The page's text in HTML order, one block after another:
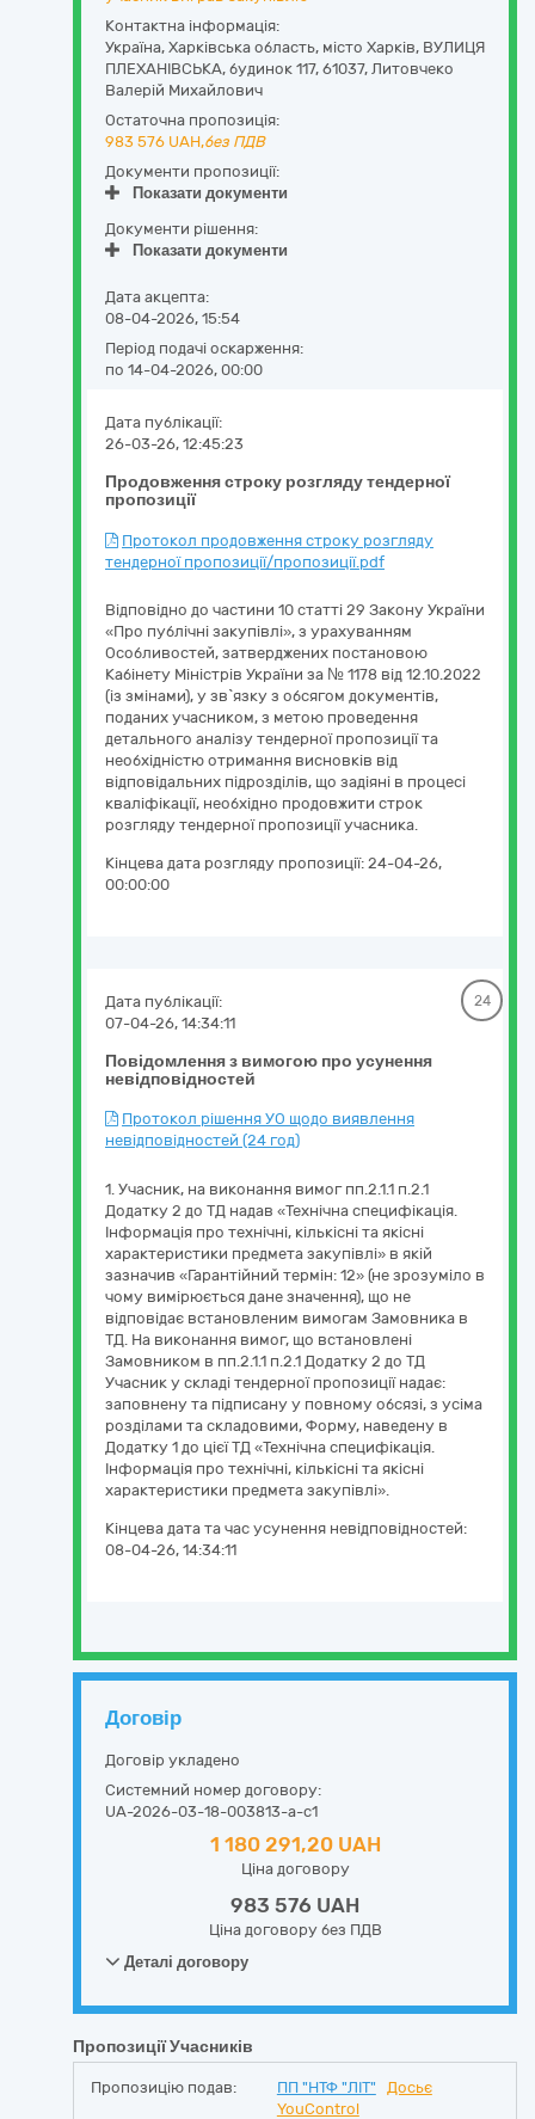
Контактна інформація:
Україна, Харківська область, місто Харків, ВУЛИЦЯ
ПЛЕХАНІВСЬКА, будинок 117, 61037, Литовчеко
Валерій Михайлович
Остаточна пропозиція:
983 576 UAH,без ПДВ
Документи пропозиції:
Показати документи
Документи рішення:
Показати документи
Дата акцепта:
08-04-2026, 15:54
Період подачі оскарження:
по 14-04-2026, 00:00
Продовження строку розгляду тендерної
пропозиції
Дата публікації:
26-03-26, 12:45:23
Протокол продовження строку розгляду
тендерної пропозиції/пропозиції.pdf
Відповідно до частини 10 статті 29 Закону України
«Про публічні закупівлі», з урахуванням
Особливостей, затверджених постановою
Кабінету Міністрів України за № 1178 від 12.10.2022
(із змінами), у зв`язку з обсягом документів,
поданих учасником, з метою проведення
детального аналізу тендерної пропозиції та
необхідністю отримання висновків від
відповідальних підрозділів, що задіяні в процесі
кваліфікації, необхідно продовжити строк
розгляду тендерної пропозиції учасника.
Кінцева дата розгляду пропозиції: 24-04-26,
00:00:00
Повідомлення з вимогою про усунення
невідповідностей
Дата публікації:
07-04-26, 14:34:11
24
Протокол рішення УО щодо виявлення
невідповідностей (24 год)
1. Учасник, на виконання вимог пп.2.1.1 п.2.1
Додатку 2 до ТД надав «Технічна специфікація.
Інформація про технічні, кількісні та якісні
характеристики предмета закупівлі» в якій
зазначив «Гарантійний термін: 12» (не зрозуміло в
чому вимірюється дане значення), що не
відповідає встановленим вимогам Замовника в
ТД. На виконання вимог, що встановлені
Замовником в пп.2.1.1 п.2.1 Додатку 2 до ТД
Учасник у складі тендерної пропозиції надає:
заповнену та підписану у повному обсязі, з усіма
розділами та складовими, Форму, наведену в
Додатку 1 до цієї ТД «Технічна специфікація.
Інформація про технічні, кількісні та якісні
характеристики предмета закупівлі».
Кінцева дата та час усунення невідповідностей:
08-04-26, 14:34:11
Договір
Договір укладено
Системний номер договору:
UA-2026-03-18-003813-a-c1
1 180 291,20 UAH
Ціна договору
983 576 UAH
Ціна договору без ПДВ
Деталі договору
Пропозиції Учасників
Пропозицію подав: ПП "НТФ "ЛІТ"
Досьє
YouControl